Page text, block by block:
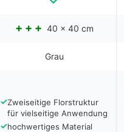
40 x 40 cm
Grau
✓Zweiseitige Florstruktur
für vielseitige Anwendung
✓hochwertiges Material